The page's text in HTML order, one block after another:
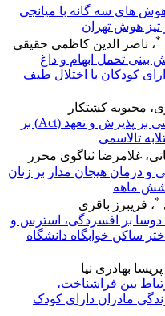
های سه گانه با میانجی
تیز هوش تهران
*، ناصر الدین کاظمی حقیقی
تحمل ابهام و داغ
کودکان با اختلال طیف
محبوبه کشتکار
تعیین اثربخشی روان‌درمانی مبتنی بر پذیرش و تعهد (‌Act‌) بر
تالاسمی
غلامرضا ثناگوی محرر
و درمان هیجان مدار بر زنان
شش ماهه
*، فریبرز باقری
دوسا بر افسردگی، استرس و
ساکن خوابگاه دانشگاه
بهادری نیا
بین فراشناخت،
مادران دارای کودک